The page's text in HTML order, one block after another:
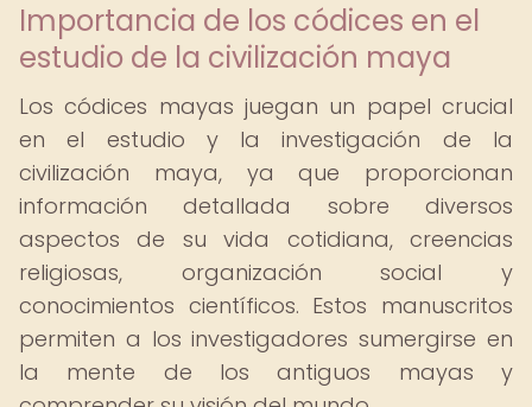
Importancia de los códices en el
estudio de la civilización maya
Los códices mayas juegan un papel crucial
en el estudio y la investigación de la
civilización maya, ya que proporcionan
información detallada sobre diversos
aspectos de su vida cotidiana, creencias
religiosas, organización social y
conocimientos científicos. Estos manuscritos
permiten a los investigadores sumergirse en
la mente de los antiguos mayas y